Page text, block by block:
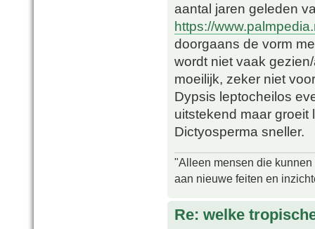
aantal jaren geleden
https://
doorgaans de vorm
wordt niet vaak
moeilijk, zeker niet
Dypsis leptocheilos
uitstekend maar groeit
Dictyosperma sneller.
"Alleen mensen die
aan nieuwe feiten en
Re: welke